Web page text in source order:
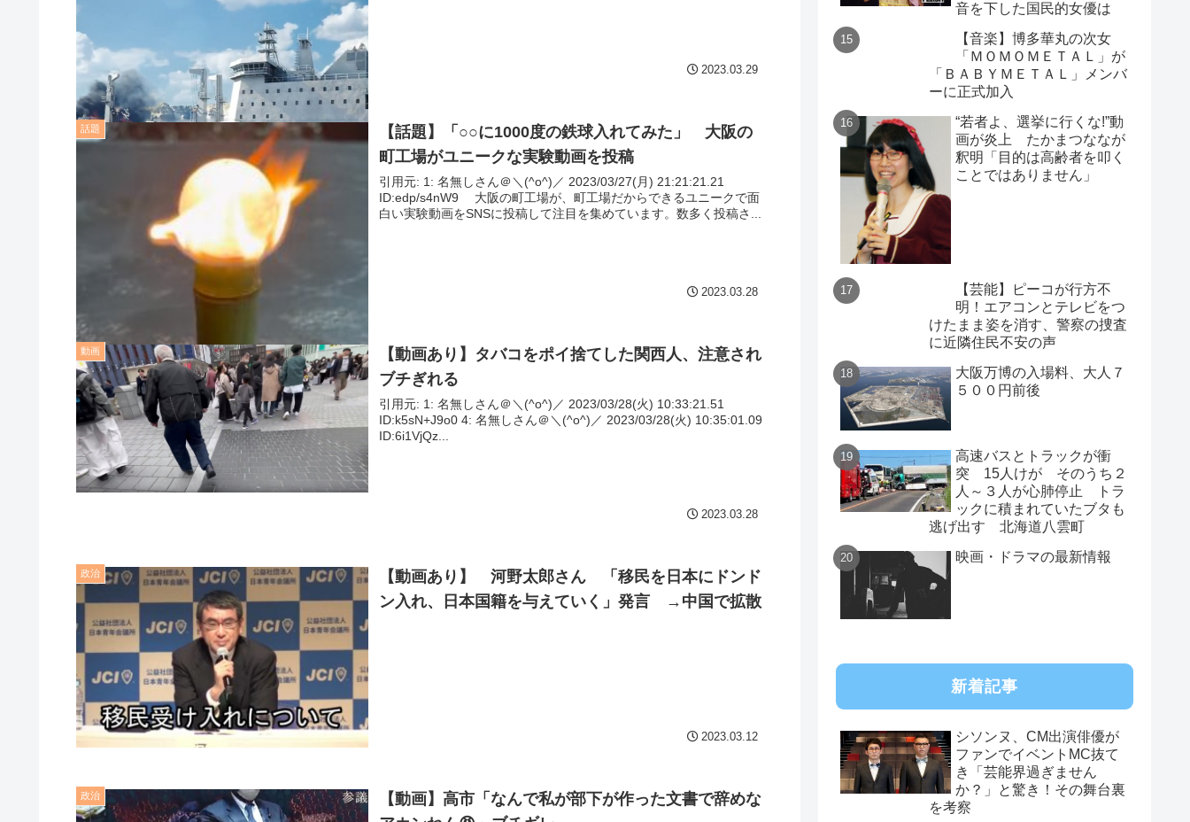
2023.03.29
話題
【話題】「○○に1000度の鉄球入れてみた」 大阪の
町工場がユニークな実験動画を投稿
引用元: 1: 名無しさん＠＼(^o^)／ 2023/03/27(月) 21:21:21.21
ID:edp/s4nW9 大阪の町工場が、町工場だからできるユニークで面
白い実験動画をSNSに投稿して注目を集めています。数多く投稿さ...
2023.03.28
動画
【動画あり】タバコをポイ捨てした関西人、注意され
ブチぎれる
引用元: 1: 名無しさん＠＼(^o^)／ 2023/03/28(火) 10:33:21.51
ID:k5sN+J9o0 4: 名無しさん＠＼(^o^)／ 2023/03/28(火) 10:35:01.09
ID:6i1VjQz...
2023.03.28
政治
【動画あり】 河野太郎さん 「移民を日本にドンド
ン入れ、日本国籍を与えていく」発言 →中国で拡散
2023.03.12
政治
【動画】高市「なんで私が部下が作った文書で辞めな
音を下した国民的女優は
【音楽】博多華丸の次女
「ＭＯＭＯＭＥＴＡＬ」が
「ＢＡＢＹＭＥＴＡＬ」メンバ
ーに正式加入
“若者よ、選挙に行くな!”動
画が炎上 たかまつななが
釈明「目的は高齢者を叩く
ことではありません」
【芸能】ピーコが行方不
明！エアコンとテレビをつ
けたまま姿を消す、警察の捜査
に近隣住民不安の声
大阪万博の入場料、大人７
５００円前後
高速バスとトラックが衝
突 15人けが そのうち２
人～３人が心肺停止 トラ
ックに積まれていたブタも
逃げ出す 北海道八雲町
映画・ドラマの最新情報
新着記事
シソンヌ、CM出演俳優が
ファンでイベントMC抜て
き「芸能界過ぎません
か？」と驚き！その舞台裏
を考察